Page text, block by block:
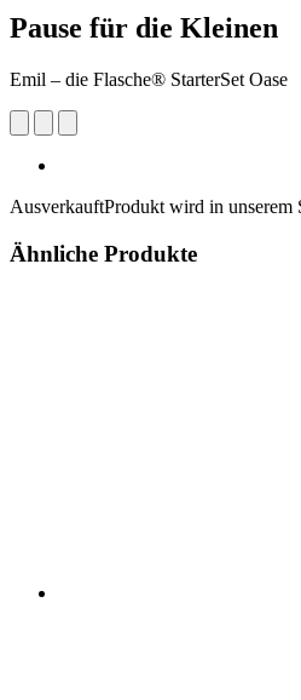
Pause für die Kleinen
Emil – die Flasche® StarterSet Oase
AusverkauftProdukt wird in unserem
Ähnliche Produkte